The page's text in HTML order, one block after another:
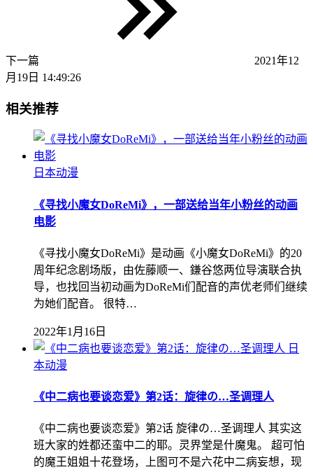
下一篇
2021年12
月19日 14:49:26
相关推荐
日本动漫
《寻找小魔女DoReMi》，一部送给当年小粉丝的动画
电影
《寻找小魔女DoReMi》是动画《小魔女DoReMi》的20
周年纪念剧场版，由佐藤顺一、鎌谷悠两位导演联合执
导，也找回当初动画为DoReMi们配音的声优老师们继续
为她们配音。 很特…
2022年1月16日
日
本动漫
《中二病也要谈恋爱》第2话：旋律の…圣调理人
《中二病也要谈恋爱》第2话 旋律の…圣调理人 其实这
班大家的姓都还蛮中二的耶。灵界堂是什魔鬼。 超可怕
的魔王姐姐十花登场，上图可不是六花中二病妄想，现